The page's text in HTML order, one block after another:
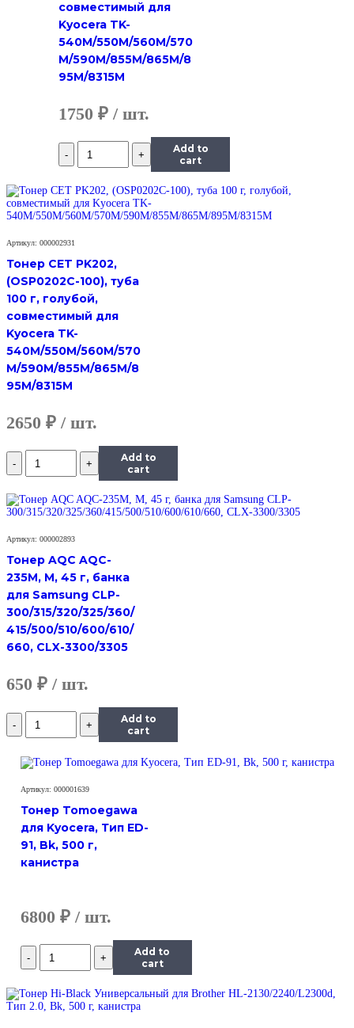
совместимый для
Kyocera TK-
540M/550M/560M/570
M/590M/855M/865M/8
95M/8315M
1750 ₽
Количество
Тонер
Black
Универсальный
для
Aficio
SP
100,
Polyester,
Bk,
700
г,
канистра
Add to
cart
Артикул: 000002931
Тонер CET PK202,
(OSP0202C-100), туба
100 г, голубой,
совместимый для
Kyocera TK-
540M/550M/560M/570
M/590M/855M/865M/8
95M/8315M
2650 ₽
Количество
Тонер
Black
Универсальный
Ricoh
Aficio
100,
Polyester,
Bk,
700
г,
канистра
Add to
cart
Артикул: 000002893
Тонер AQC AQC-
235M, M, 45 г, банка
для Samsung CLP-
300/315/320/325/360/
415/500/510/600/610/
660, CLX-3300/3305
650 ₽
Количество
Тонер
Black
для
Aficio
100,
Polyester,
канистра
Add to
cart
Артикул: 000001639
Тонер Tomoegawa
для Kyocera, Тип ED-
91, Bk, 500 г,
канистра
6800 ₽
Количество
Тонер
Black
Универсальный
Add to
cart